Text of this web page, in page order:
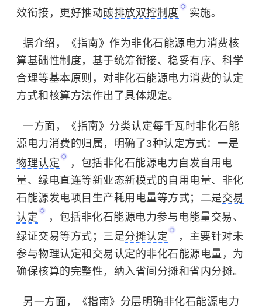
效衔接，更好推动碳排放双控制度 实施。
据介绍，《指南》作为非化石能源电力消费核
算基础性制度，基于统筹衔接、稳妥有序、科学
合理等基本原则，对非化石能源电力消费的认定
方式和核算方法作出了具体规定。
一方面，《指南》分类认定每千瓦时非化石能
源电力消费的归属，明确了3种认定方式：一是
物理认定
，包括非化石能源电力自发自用电
量、绿电直连等新业态新模式的自用电量、非化
石能源发电项目生产耗用电量等方式；二是交易
认定
，包括非化石能源电力参与电能量交易、
绿证交易等方式；三是分摊认定
，主要针对未
参与物理认定和交易认定的非化石能源电量，为
确保核算的完整性，纳入省间分摊和省内分摊。
另一方面，《指南》分层明确非化石能源电力